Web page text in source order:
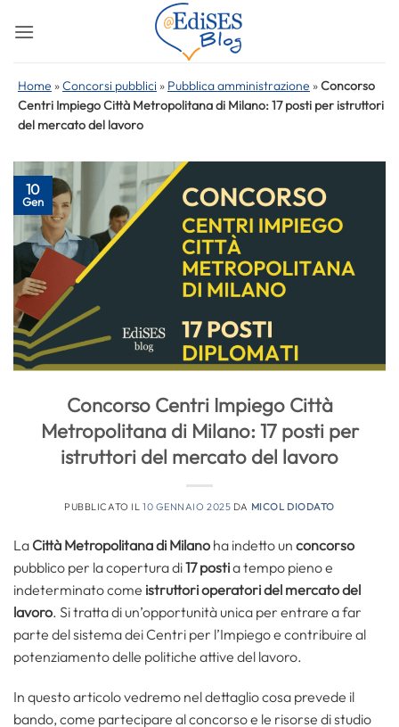
Home »Concorsi pubblici » Pubblica amministrazione »Concorso
Centri Impiego Città Metropolitana di Milano: 17 posti per istruttori
del mercato del lavoro
10
Gen
Concorso Centri Impiego Città
Metropolitana di Milano: 17 posti per
istruttori del mercato del lavoro
PUBBLICATO IL 10 GENNAIO 2025 DA MICOL DIODATO
La Città Metropolitana di Milano ha indetto un concorso
pubblico per la copertura di17 postia tempo pieno e
indeterminato come istruttori operatori del mercato del
lavoro. Si tratta di un’opportunità unica per entrare a far
parte del sistema dei Centri per l’Impiego e contribuire al
potenziamento delle politiche attive del lavoro.
In questo articolo vedremo nel dettaglio cosa prevede il
bando, come partecipare al concorso e le risorse di studio